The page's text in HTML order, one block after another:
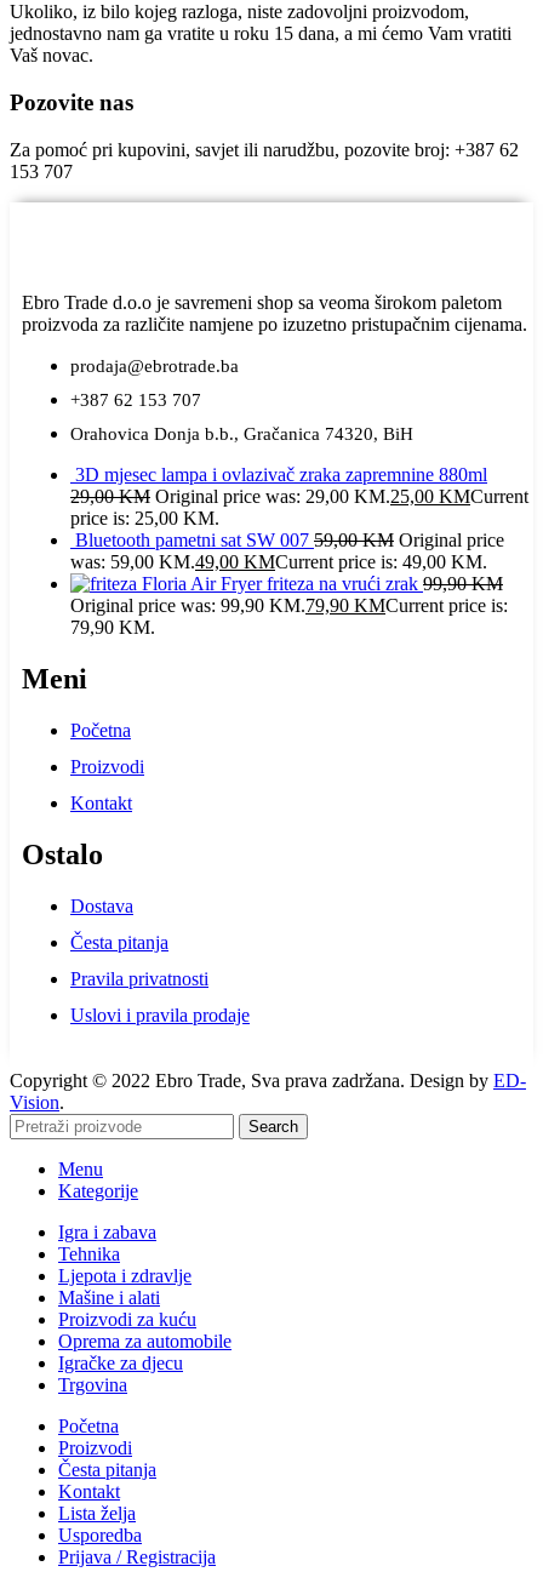
Ukoliko, iz bilo kojeg razloga, niste zadovoljni proizvodom,
jednostavno nam ga vratite u roku 15 dana, a mi ćemo Vam vratiti
Vaš novac.
Pozovite nas
Za pomoć pri kupovini, savjet ili narudžbu, pozovite broj: +387 62
153 707
Ebro Trade d.o.o je savremeni shop sa veoma širokom paletom
proizvoda za različite namjene po izuzetno pristupačnim cijenama.
prodaja@ebrotrade.ba
+387 62 153 707
Orahovica Donja b.b., Gračanica 74320, BiH
3D mjesec lampa i ovlazivač zraka zapremnine 880ml
29,00KM Original price was: 29,00 KM.25,00 KMCurrent
price is: 25,00 KM.
Bluetooth pametni sat SW 007 59,00KM Original price
was: 59,00 KM.49,00 KMCurrent price is: 49,00 KM.
Floria Air Fryer friteza na vrući zrak 99,90KM
Original price was: 99,90 KM.79,90 KMCurrent price is:
79,90 KM.
Meni
Početna
Proizvodi
Kontakt
Ostalo
Dostava
Česta pitanja
Pravila privatnosti
Uslovi i pravila prodaje
Copyright © 2022 Ebro Trade, Sva prava zadržana. Design by ED-
Vision.
Search
Menu
Kategorije
Igra i zabava
Tehnika
Ljepota i zdravlje
Mašine i alati
Proizvodi za kuću
Oprema za automobile
Igračke za djecu
Trgovina
Početna
Proizvodi
Česta pitanja
Kontakt
Lista želja
Usporedba
Prijava / Registracija